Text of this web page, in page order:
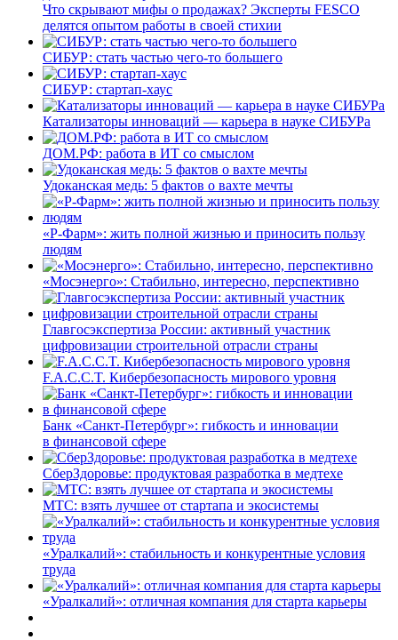
Что скрывают мифы о продажах? Эксперты FESCO
делятся опытом работы в своей стихии
СИБУР: стать частью чего-то большего
СИБУР: стартап-хаус
Катализаторы инноваций — карьера в науке СИБУРа
ДОМ.РФ: работа в ИТ со смыслом
Удоканская медь: 5 фактов о вахте мечты
«Р-Фарм»: жить полной жизнью и приносить пользу
людям
«Мосэнерго»: Стабильно, интересно, перспективно
Главгосэкспертиза России: активный участник
цифровизации строительной отрасли страны
F.A.C.C.T. Кибербезопасность мирового уровня
Банк «Санкт-Петербург»: гибкость и инновации
в финансовой сфере
СберЗдоровье: продуктовая разработка в медтехе
МТС: взять лучшее от стартапа и экосистемы
«Уралкалий»: стабильность и конкурентные условия
труда
«Уралкалий»: отличная компания для старта карьеры